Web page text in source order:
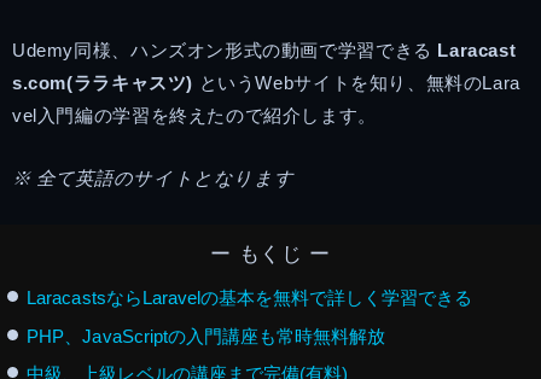
Udemy同様、ハンズオン形式の動画で学習できる Laracast
s.com(ララキャスツ) というWebサイトを知り、無料のLara
vel入門編の学習を終えたので紹介します。
※ 全て英語のサイトとなります
ー もくじ ー
LaracastsならLaravelの基本を無料で詳しく学習できる
PHP、JavaScriptの入門講座も常時無料解放
中級、上級レベルの講座まで完備(有料)